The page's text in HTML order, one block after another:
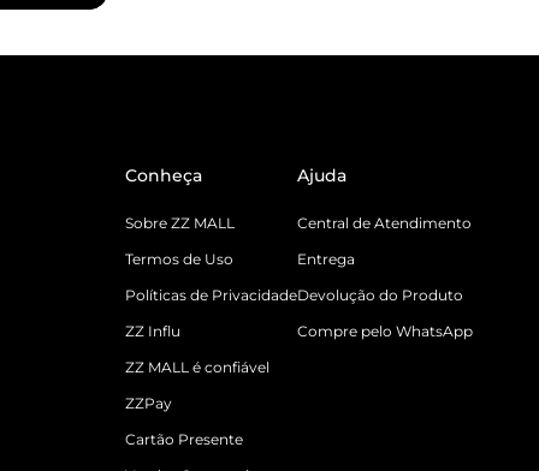
Conheça
Sobre ZZ MALL
Termos de Uso
Políticas de Privacidade
ZZ Influ
ZZ MALL é confiável
ZZPay
Cartão Presente
Ajuda
Central de Atendimento
Entrega
Devolução do Produto
Compre pelo WhatsApp